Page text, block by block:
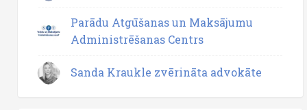
Parādu Atgūšanas un Maksājumu
Administrēšanas Centrs
Sanda Kraukle zvērināta advokāte